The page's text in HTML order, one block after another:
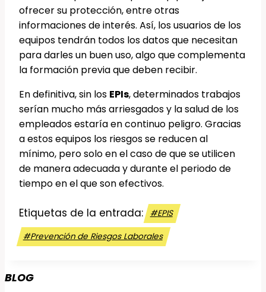
ofrecer su protección, entre otras
informaciones de interés. Así, los usuarios de los
equipos tendrán todos los datos que necesitan
para darles un buen uso, algo que complementa
la formación previa que deben recibir.
En definitiva, sin los EPIs, determinados trabajos
serían mucho más arriesgados y la salud de los
empleados estaría en continuo peligro. Gracias
a estos equipos los riesgos se reducen al
mínimo, pero solo en el caso de que se utilicen
de manera adecuada y durante el periodo de
tiempo en el que son efectivos.
Etiquetas de la entrada: #EPIS
#Prevención de Riesgos Laborales
BLOG